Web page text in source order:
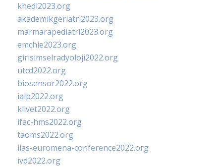
khedi2023.org
akademikgeriatri2023.org
marmarapediatri2023.org
emchie2023.org
girisimselradyoloji2022.org
utcd2022.org
biosensor2022.org
ialp2022.org
klivet2022.org
ifac-hms2022.org
taoms2022.org
iias-euromena-conference2022.org
ivd2022.org